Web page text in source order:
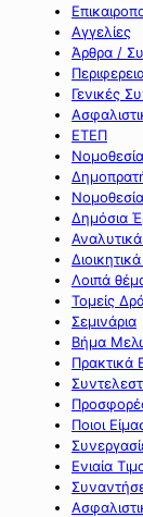
Αγγελίες
Άρθρα /
Γενικές
ΕΤΕΠ
Νομοθεσία
Δημόσια
Λοιπά
Τομείς
Σεμινάρια
Βήμα
Πρακτικά
Ποιοι
Ενιαία